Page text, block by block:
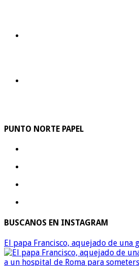
PUNTO NORTE PAPEL
BUSCANOS EN INSTAGRAM
El papa Francisco, aquejado de una